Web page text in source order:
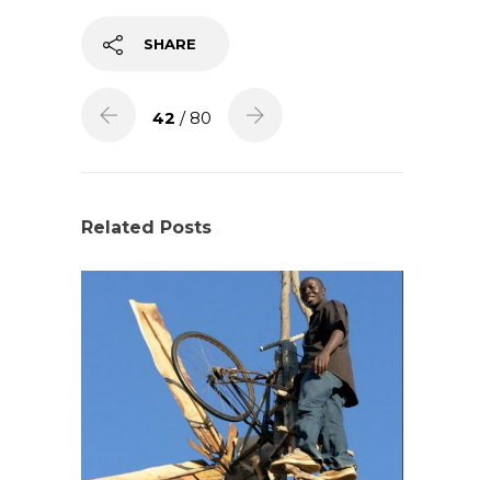
SHARE
42 / 80
Related Posts